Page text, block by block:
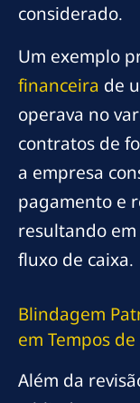
considerado.
Um exemplo
financeira de
operava no
contratos de
a empresa
pagamento e
resultando
fluxo de caixa.
Blindagem
em Tempos de
Além da